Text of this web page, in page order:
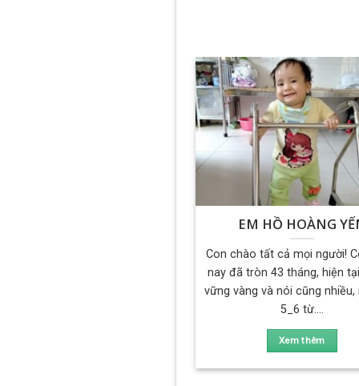
EM HỒ HOÀNG
Con chào tất cả mọi người!
nay đã tròn 43 tháng, hiện
vững vàng và nói cũng nhiều,
5_6 từ....
Xem thêm